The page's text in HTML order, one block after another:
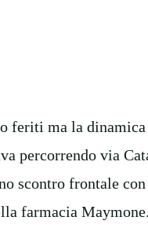
feriti ma la
percorrendo via
scontro frontale
farmacia